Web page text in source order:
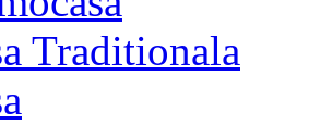
Traditionala